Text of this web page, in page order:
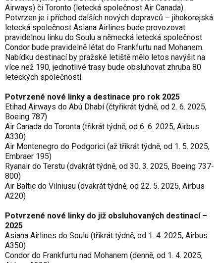
Airways) či Toronto (letecká společnost Air Canada).
Potvrzen je i příchod dalších nových dopravců – jihokorejská
letecká společnost Asiana Airlines bude provozovat
pravidelnou linku do Soulu a německá letecká společnost
Condor bude pravidelně létat do Frankfurtu nad Mohanem.
Nabídku destinací by pražské letiště mělo letos navýšit na
více než 190, jednotlivé trasy bude obsluhovat zhruba 80
leteckých společností.
Potvrzené nové linky a destinace pro rok 2025
Etihad Airways do Abú Dhabí (čtyřikrát týdně, od 2. 6. 2025,
Boeing 787)
Air Canada do Toronta (třikrát týdně, od 6. 6. 2025, Airbus
A330)
Air Montenegro do Podgorici (až třikrát týdně, od 1. 5. 2025,
Embraer 195)
Ryanair do Terstu (dvakrát týdně, od 30. 3. 2025, Boeing 737-
800)
Air Baltic do Vilniusu (dvakrát týdně, od 22. 5. 2025, Airbus
A220)
Potvrzené nové linky do již obsluhovaných destinací –
2025
Asiana Airlines do Soulu (třikrát týdně, od 1. 4. 2025, Airbus
A350)
Condor do Frankfurtu nad Mohanem (denně, od 1. 4. 2025,